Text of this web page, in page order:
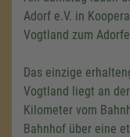
Adorf e.V. in
Vogtland zum
Das einzige
Vogtland liegt an
Kilometer vom
Bahnhof über eine